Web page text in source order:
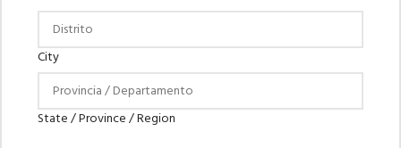
City
State / Province / Region